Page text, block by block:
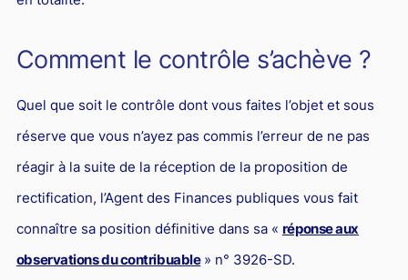
Comment le contrôle s’achève ?
Quel que soit le contrôle dont vous faites l’objet et sous
réserve que vous n’ayez pas commis l’erreur de ne pas
réagir à la suite de la réception de la proposition de
rectification, l’Agent des Finances publiques vous fait
connaître sa position définitive dans sa « réponse aux
observations du contribuable» n° 3926-SD.